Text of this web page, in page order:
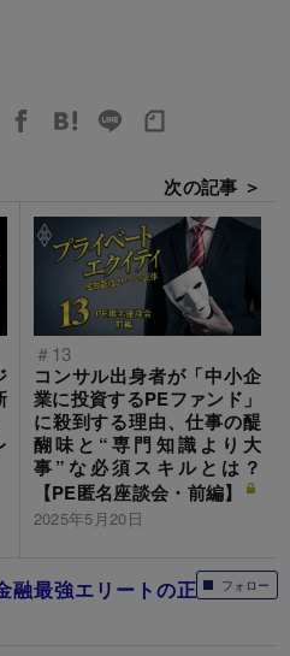
次の記事 ＞
＃13
コンサル出身者が「中小企
業に投資するPEファンド」
に殺到する理由、仕事の醍
醐味と“専門知識より大
事”な必須スキルとは？
【PE匿名座談会・前編】
2025年5月20日
フォロー
融最強エリートの正